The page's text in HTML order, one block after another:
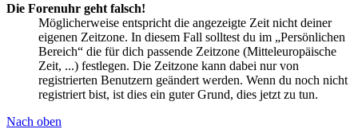
Die Forenuhr geht falsch!
Möglicherweise entspricht die angezeigte Zeit nicht deiner
eigenen Zeitzone. In diesem Fall solltest du im „Persönlichen
Bereich“ die für dich passende Zeitzone (Mitteleuropäische
Zeit, ...) festlegen. Die Zeitzone kann dabei nur von
registrierten Benutzern geändert werden. Wenn du noch nicht
registriert bist, ist dies ein guter Grund, dies jetzt zu tun.
Nach oben